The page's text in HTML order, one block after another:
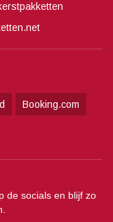
Booking.com
de socials en blijf zo